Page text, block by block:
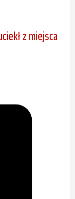
z miejsca